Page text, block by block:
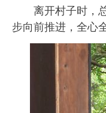
离开村子时，总
步向前推进，全心